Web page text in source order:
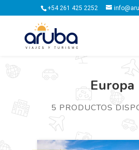
+54 261 425 2252
Europa
5 PRODUCTOS